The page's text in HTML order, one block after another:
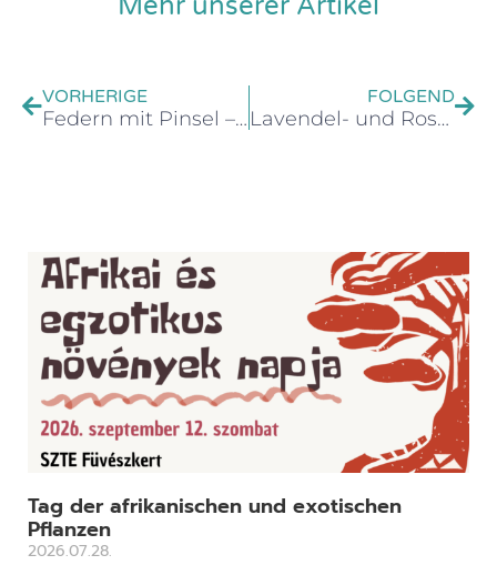
Mehr unserer Artikel
VORHERIGE
Federn mit Pinsel – Ausstellung anlässlich des Tages der Vögel und Bäume
FOLGEND
Lavendel- und Rosentage
Tag der afrikanischen und exotischen
Pflanzen
2026.07.28.